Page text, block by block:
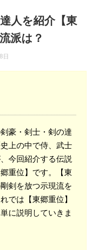
人を紹介【東
派は？
日
豪・剣士・剣の達
上の中で侍、武士
今回紹介する伝説
重位】です。【東
剣を放つ示現流を
では【東郷重位】
に説明していきま